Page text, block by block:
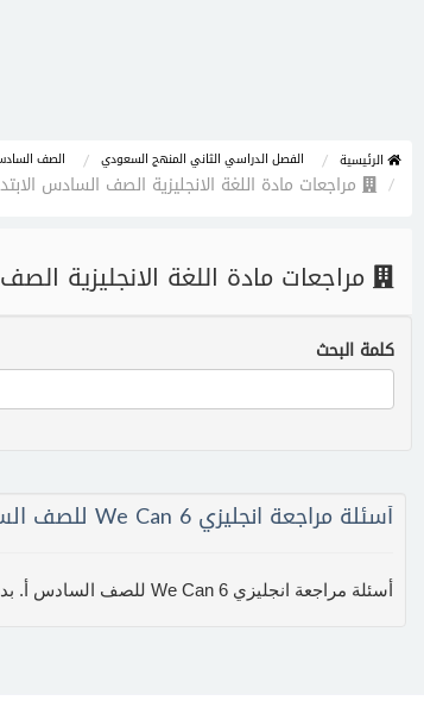
الرئيسية الفصل الدراسي الثاني المنهج السعودي الصف
مراجعات مادة اللغة الانجليزية الصف السادس
مراجعات مادة اللغة الانجليزية
كلمة البحث
أسئلة مراجعة انجليزي We Can 6 للصف السادس أ. بدر الشهري
أسئلة مراجعة انجليزي We Can 6 للصف السادس أ. بدر الشهري...